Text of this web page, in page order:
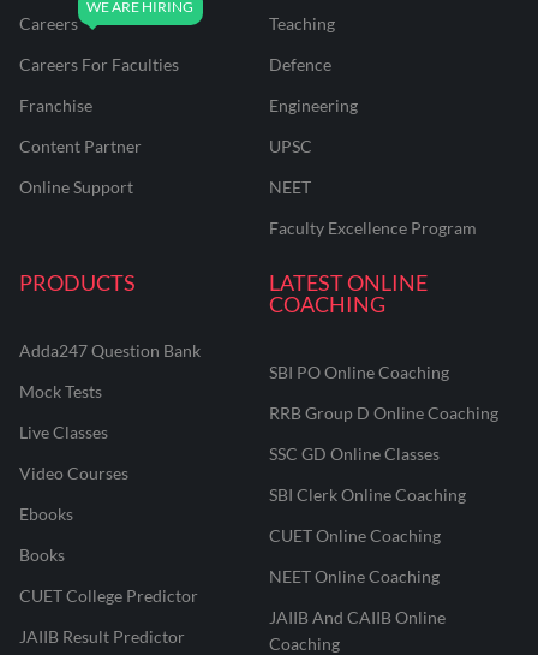
Careers
Careers For Faculties
Franchise
Content Partner
Online Support
Teaching
Defence
Engineering
UPSC
NEET
Faculty Excellence Program
PRODUCTS
Adda247 Question Bank
Mock Tests
Live Classes
Video Courses
Ebooks
Books
CUET College Predictor
JAIIB Result Predictor
LATEST ONLINE
COACHING
SBI PO Online Coaching
RRB Group D Online Coaching
SSC GD Online Classes
SBI Clerk Online Coaching
CUET Online Coaching
NEET Online Coaching
JAIIB And CAIIB Online
Coaching